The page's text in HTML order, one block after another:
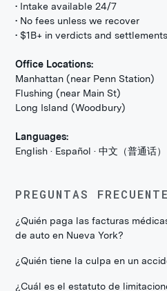
• Intake available 24/7
• No fees unless we recover
• $1B+ in verdicts and
Office Locations:
Manhattan (near Penn Station)
Flushing (near Main St)
Long Island (Woodbury)
Languages:
English · Español · 中文（普通话）
PREGUNTAS
¿Quién paga las facturas
de auto en Nueva York?
¿Quién tiene la culpa en un
¿Cuál es el estatuto de